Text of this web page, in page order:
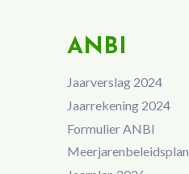
ANBI
Jaarverslag 2024
Jaarrekening 2024
Formulier ANBI
Meerjarenbeleidsplan